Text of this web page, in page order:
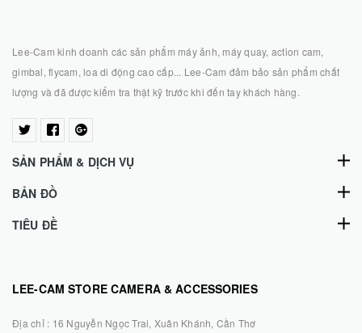
gimbal, flycam, loa di động cao cấp... Lee-Cam đảm bảo sản phẩm chất
lượng và đã được kiểm tra thật kỹ trước khi đến tay khách hàng.
SẢN PHẨM & DỊCH VỤ
BẢN ĐỒ
TIÊU ĐỀ
Hotline : 0939.788.096-0948.790.309